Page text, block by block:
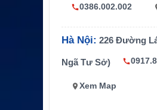
0386.002.002
Hà Nội: 226 Đường
Ngã Tư Sở)
Xem Map